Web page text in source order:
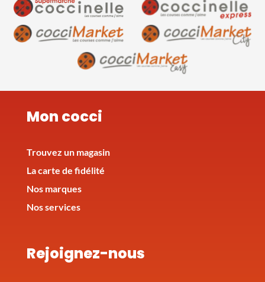
Mon cocci
Trouvez un magasin
La carte de fidélité
Nos marques
Nos services
Rejoignez-nous